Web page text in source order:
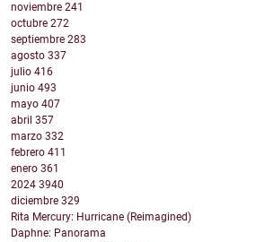
noviembre 241
octubre 272
septiembre 283
agosto 337
julio 416
junio 493
mayo 407
abril 357
marzo 332
febrero 411
enero 361
2024 3940
diciembre 329
Rita Mercury: Hurricane (Reimagined)
Daphne: Panorama